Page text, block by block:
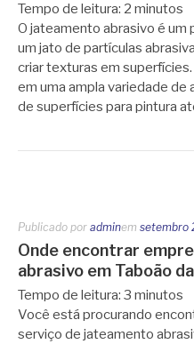
Tempo de leitura: 2 minutos
O jateamento abrasivo é um
um jato de partículas
criar texturas em
em uma ampla variedade de
de superfícies para pintura
Publicado por adminem setembro
Onde encontrar
abrasivo em Taboão
Tempo de leitura: 3 minutos
Você está procurando
serviço de jateamento